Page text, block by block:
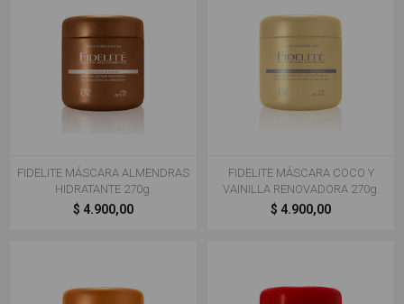
FIDELITE MÁSCARA ALMENDRAS
HIDRATANTE 270g.
$ 4.900,00
FIDELITE MÁSCARA COCO Y
VAINILLA RENOVADORA 270g.
$ 4.900,00